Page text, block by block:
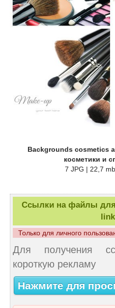
Backgrounds cosmetics
косметики и
7 JPG | 22,7
Ссылки на файлы для
Только для личного
Для получения
короткую рекламу
Нажмите для